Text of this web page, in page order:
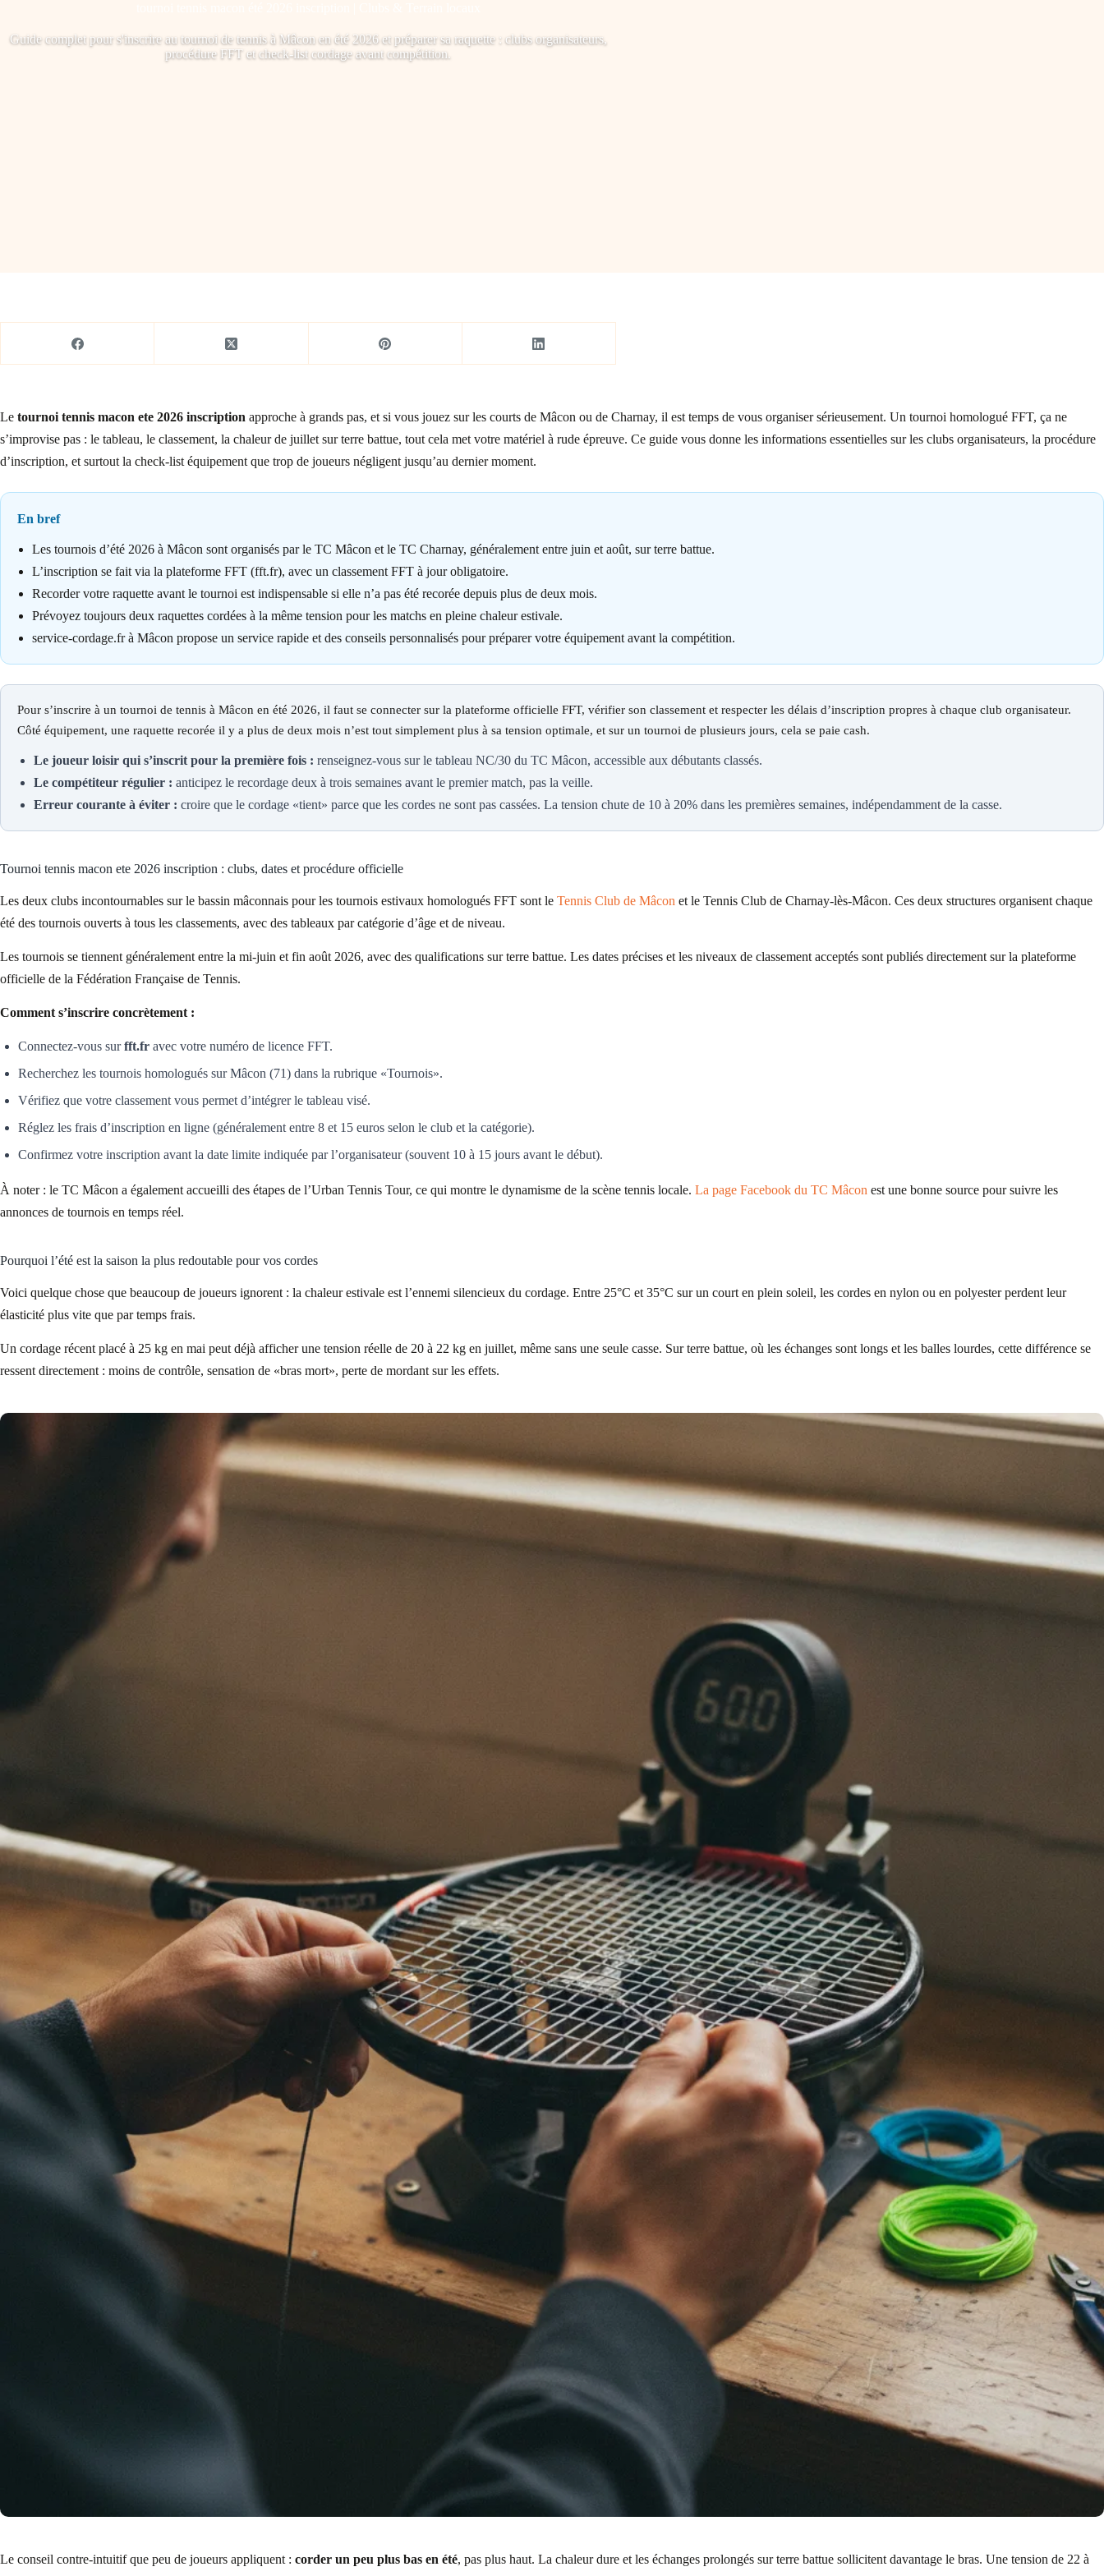
Guide complet pour s'inscrire au tournoi de tennis à Mâcon en été 2026 et préparer sa raquette : clubs organisateurs,
procédure FFT et check-list cordage avant compétition.
Le tournoi tennis macon ete 2026 inscription approche à grands pas, et si vous jouez sur les courts de Mâcon ou de Charnay, il est temps de vous organiser sérieusement. Un tournoi homologué FFT, ça ne
s’improvise pas : le tableau, le classement, la chaleur de juillet sur terre battue, tout cela met votre matériel à rude épreuve. Ce guide vous donne les informations essentielles sur les clubs organisateurs, la procédure
d’inscription, et surtout la check-list équipement que trop de joueurs négligent jusqu’au dernier moment.
En bref
Les tournois d’été 2026 à Mâcon sont organisés par le TC Mâcon et le TC Charnay, généralement entre juin et août, sur terre battue.
L’inscription se fait via la plateforme FFT (fft.fr), avec un classement FFT à jour obligatoire.
Recorder votre raquette avant le tournoi est indispensable si elle n’a pas été recorée depuis plus de deux mois.
Prévoyez toujours deux raquettes cordées à la même tension pour les matchs en pleine chaleur estivale.
service-cordage.fr à Mâcon propose un service rapide et des conseils personnalisés pour préparer votre équipement avant la compétition.
Pour s’inscrire à un tournoi de tennis à Mâcon en été 2026, il faut se connecter sur la plateforme officielle FFT, vérifier son classement et respecter les délais d’inscription propres à chaque club organisateur.
Côté équipement, une raquette recorée il y a plus de deux mois n’est tout simplement plus à sa tension optimale, et sur un tournoi de plusieurs jours, cela se paie cash.
Le joueur loisir qui s’inscrit pour la première fois : renseignez-vous sur le tableau NC/30 du TC Mâcon, accessible aux débutants classés.
Le compétiteur régulier : anticipez le recordage deux à trois semaines avant le premier match, pas la veille.
Erreur courante à éviter : croire que le cordage «tient» parce que les cordes ne sont pas cassées. La tension chute de 10 à 20% dans les premières semaines, indépendamment de la casse.
Tournoi tennis macon ete 2026 inscription : clubs, dates et procédure officielle
Les deux clubs incontournables sur le bassin mâconnais pour les tournois estivaux homologués FFT sont le Tennis Club de Mâcon et le Tennis Club de Charnay-lès-Mâcon. Ces deux structures organisent chaque
été des tournois ouverts à tous les classements, avec des tableaux par catégorie d’âge et de niveau.
Les tournois se tiennent généralement entre la mi-juin et fin août 2026, avec des qualifications sur terre battue. Les dates précises et les niveaux de classement acceptés sont publiés directement sur la plateforme
officielle de la Fédération Française de Tennis.
Comment s’inscrire concrètement :
Connectez-vous surfft.fr avec votre numéro de licence FFT.
Recherchez les tournois homologués sur Mâcon (71) dans la rubrique «Tournois».
Vérifiez que votre classement vous permet d’intégrer le tableau visé.
Réglez les frais d’inscription en ligne (généralement entre 8 et 15 euros selon le club et la catégorie).
Confirmez votre inscription avant la date limite indiquée par l’organisateur (souvent 10 à 15 jours avant le début).
À noter : le TC Mâcon a également accueilli des étapes de l’Urban Tennis Tour, ce qui montre le dynamisme de la scène tennis locale. La page Facebook du TC Mâcon est une bonne source pour suivre les
annonces de tournois en temps réel.
Pourquoi l’été est la saison la plus redoutable pour vos cordes
Voici quelque chose que beaucoup de joueurs ignorent : la chaleur estivale est l’ennemi silencieux du cordage. Entre 25°C et 35°C sur un court en plein soleil, les cordes en nylon ou en polyester perdent leur
élasticité plus vite que par temps frais.
Un cordage récent placé à 25 kg en mai peut déjà afficher une tension réelle de 20 à 22 kg en juillet, même sans une seule casse. Sur terre battue, où les échanges sont longs et les balles lourdes, cette différence se
ressent directement : moins de contrôle, sensation de «bras mort», perte de mordant sur les effets.
Le conseil contre-intuitif que peu de joueurs appliquent : corder un peu plus bas en été, pas plus haut. La chaleur dure et les échanges prolongés sur terre battue sollicitent davantage le bras. Une tension de 22 à